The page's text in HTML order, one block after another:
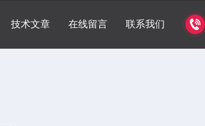
技术文章 在线留言 联系我们